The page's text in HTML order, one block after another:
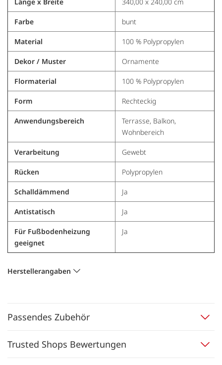
Akzeptieren
Trusted Shops
Farbe bunt
Material 100 % Polypropylen
Dekor / Muster Ornamente
Flormaterial 100 % Polypropylen
Form Rechteckig
Anwendungsbereich
Terrasse, Balkon,
Wohnbereich
Verarbeitung Gewebt
Rücken Polypropylen
Schalldämmend Ja
Antistatisch Ja
Für Fußbodenheizung
geeignet
Ja
Herstellerangaben
Passendes Zubehör
Trusted Shops Bewertungen